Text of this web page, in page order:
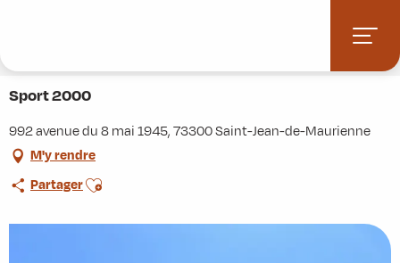
principal
Sport 2000
992 avenue du 8 mai 1945, 73300 Saint-Jean-de-Maurienne
M'y rendre
PartagerAjouter aux favoris